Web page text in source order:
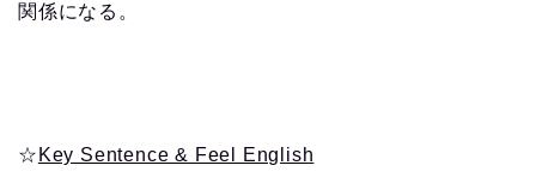
関係になる。
☆ Key Sentence & Feel English